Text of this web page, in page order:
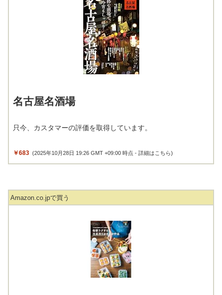
名古屋名酒場
只今、カスタマーの評価を取得しています。
￥683 (2025年10月28日 19:26 GMT +09:00 時点 -詳細はこちら)
Amazon.co.jpで買う